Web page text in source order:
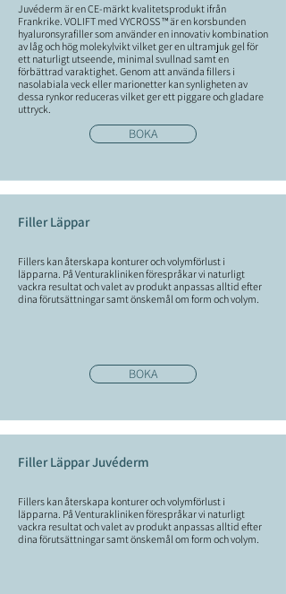
Juvéderm är en CE-märkt kvalitetsprodukt ifrån
Frankrike. VOLIFT med VYCROSS ™ är en korsbunden
hyaluronsyrafiller som använder en innovativ kombination
av låg och hög molekylvikt vilket ger en ultramjuk gel för
ett naturligt utseende, minimal svullnad samt en
förbättrad varaktighet. Genom att använda fillers i
nasolabiala veck eller marionetter kan synligheten av
dessa rynkor reduceras vilket ger ett piggare och gladare
uttryck.
BOKA
Filler Läppar
Fillers kan återskapa konturer och volymförlust i
läpparna. På Venturakliniken förespråkar vi naturligt
vackra resultat och valet av produkt anpassas alltid efter
dina förutsättningar samt önskemål om form och volym.
BOKA
Filler Läppar Juvéderm
Fillers kan återskapa konturer och volymförlust i
läpparna. På Venturakliniken förespråkar vi naturligt
vackra resultat och valet av produkt anpassas alltid efter
dina förutsättningar samt önskemål om form och volym.